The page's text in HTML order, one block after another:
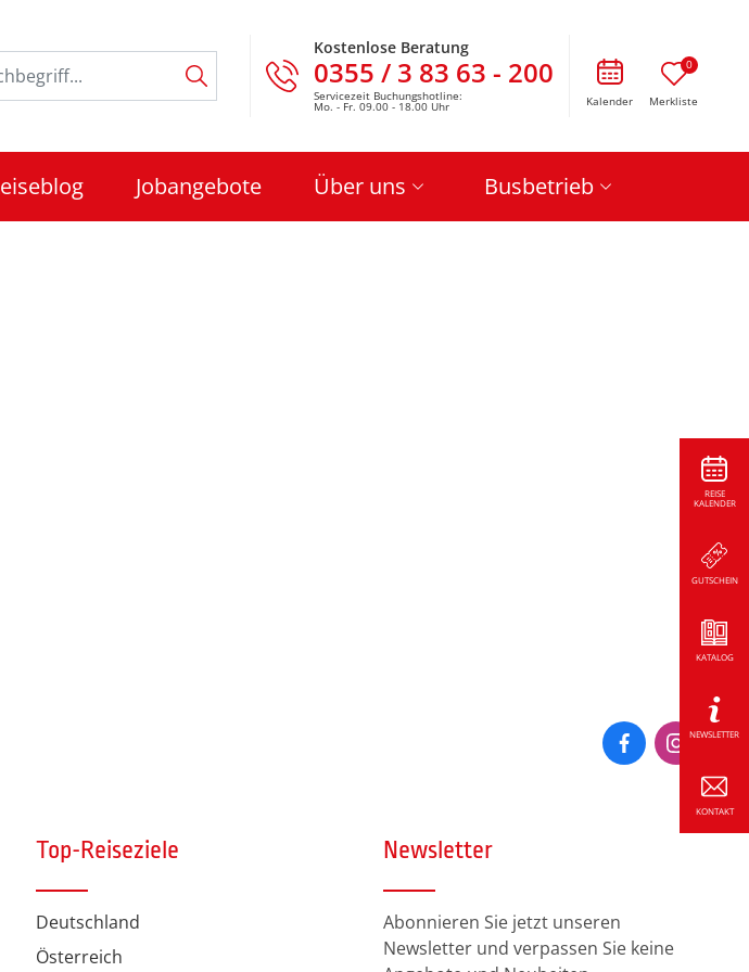
Kostenlose Beratung
0355 / 3 83 63 - 200
Servicezeit Buchungshotline:
Mo. - Fr. 09.00 - 18.00 Uhr Kalender
0
Merkliste
Jobangebote Über uns Busbetrieb
REISE
KALENDER
GUTSCHEIN
KATALOG
NEWSLETTER
KONTAKT
Top-Reiseziele
Deutschland
Österreich
Newsletter
Abonnieren Sie jetzt unseren
Newsletter und verpassen Sie keine